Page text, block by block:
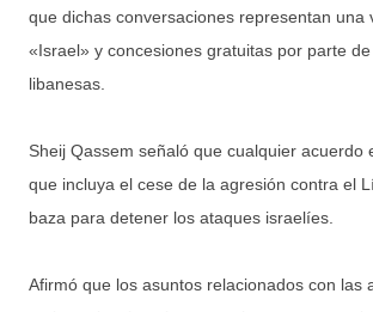
que dichas conversaciones representan una
«Israel» y concesiones gratuitas por parte
libanesas.
Sheij Qassem señaló que cualquier acuerdo
que incluya el cese de la agresión contra el
baza para detener los ataques israelíes.
Afirmó que los asuntos relacionados con las